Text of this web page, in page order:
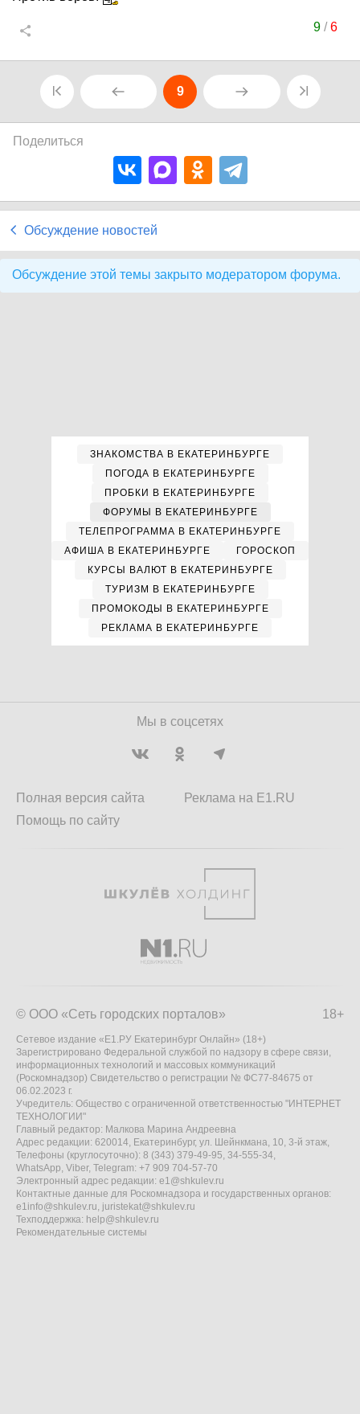
9/6
9
Поделиться
Обсуждение новостей
Обсуждение этой темы закрыто модератором форума.
ЗНАКОМСТВА В ЕКАТЕРИНБУРГЕ
ПОГОДА В ЕКАТЕРИНБУРГЕ
ПРОБКИ В ЕКАТЕРИНБУРГЕ
ФОРУМЫ В ЕКАТЕРИНБУРГЕ
ТЕЛЕПРОГРАММА В ЕКАТЕРИНБУРГЕ
АФИША В ЕКАТЕРИНБУРГЕ
ГОРОСКОП
КУРСЫ ВАЛЮТ В ЕКАТЕРИНБУРГЕ
ТУРИЗМ В ЕКАТЕРИНБУРГЕ
ПРОМОКОДЫ В ЕКАТЕРИНБУРГЕ
РЕКЛАМА В ЕКАТЕРИНБУРГЕ
Мы в соцсетях
Полная версия сайта
Помощь по сайту
Реклама на E1.RU
18+
© ООО «Сеть городских порталов»
Сетевое издание «Е1.РУ Екатеринбург Онлайн» (18+)
Зарегистрировано Федеральной службой по надзору в сфере связи,
информационных технологий и массовых коммуникаций
(Роскомнадзор) Свидетельство о регистрации № ФС77-84675 от
06.02.2023 г.
Учредитель: Общество с ограниченной ответственностью "ИНТЕРНЕТ
ТЕХНОЛОГИИ"
Главный редактор: Малкова Марина Андреевна
Адрес редакции: 620014, Екатеринбург, ул. Шейнкмана, 10, 3-й этаж,
Телефоны (круглосуточно): 8 (343) 379-49-95, 34-555-34,
WhatsApp, Viber, Telegram: +7 909 704-57-70
Электронный адрес редакции: e1@shkulev.ru
Контактные данные для Роскомнадзора и государственных органов:
e1info@shkulev.ru, juristekat@shkulev.ru
Техподдержка: help@shkulev.ru
Рекомендательные системы